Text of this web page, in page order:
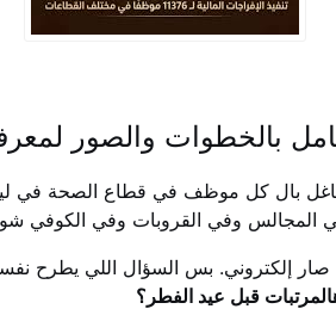
شاغل بال كل موظف في قطاع الصحة في
المجالس وفي القروبات وفي الكوفي
صار إلكتروني. بس السؤال اللي يطرح
قبل عيد الفطر؟